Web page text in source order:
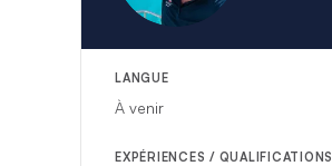
LANGUE
À venir
EXPÉRIENCES / QUALIFICATIONS